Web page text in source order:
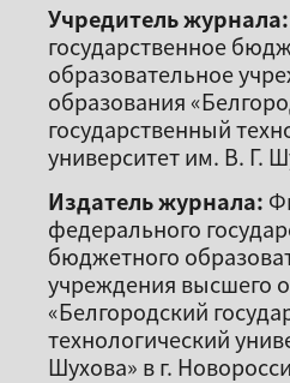
Учредитель журнала:
государственное
образовательное
образования
государственный
университет им. В. Г.
Издатель журнала:
федерального
бюджетного
учреждения высшего
«Белгородский
технологический
Шухова» в г.